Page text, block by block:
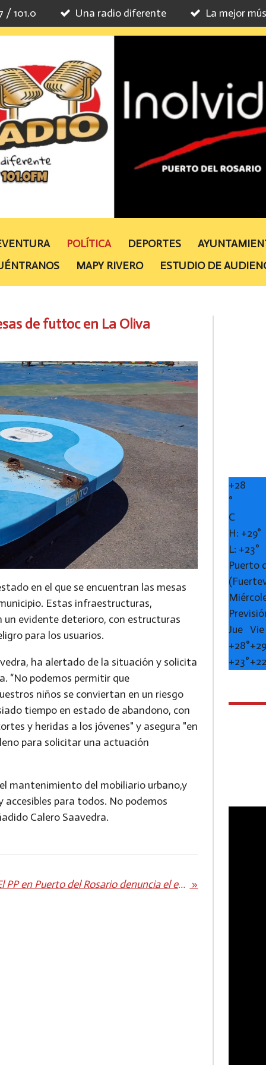
/ 101.0 Una radio diferente La mejor
POLÍTICA DEPORTES
MAPY RIVERO ESTUDIO DE
de futtoc en La Oliva
en el que se encuentran las mesas
Estas infraestructuras,
un evidente deterioro, con estructuras
para los usuarios.
ha alertado de la situación y solicita
“No podemos permitir que
niños se conviertan en un riesgo
tiempo en estado de abandono, con
y heridas a los jóvenes" y asegura "en
para solicitar una actuación
mantenimiento del mobiliario urbano,y
accesibles para todos. No podemos
Calero Saavedra.
El PP en Puerto del Rosario denuncia el estado lamentable del Centro Cultural de Buenavista y las instalaciones anexas »
+28
°
C
H: +29°
L: +23°
Puerto
Jue Vie
+28°+
+23°+